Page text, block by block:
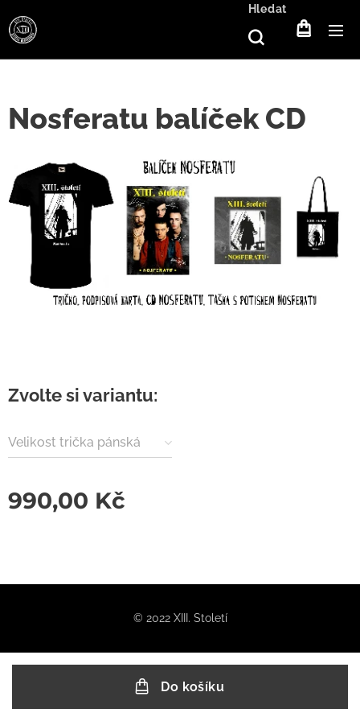
Hledat
Nosferatu balíček CD
Zvolte si variantu:
Velikost trička pánská
990,00 Kč
Do košíku
© 2022 XIII. Století